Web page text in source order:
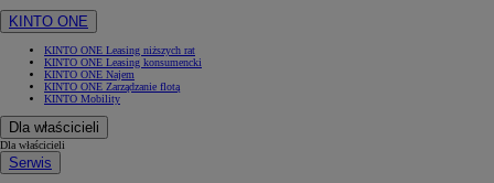
KINTO ONE
KINTO ONE Leasing niższych rat
KINTO ONE Leasing konsumencki
KINTO ONE Najem
KINTO ONE Zarządzanie flotą
KINTO Mobility
Dla właścicieli
Dla właścicieli
Serwis